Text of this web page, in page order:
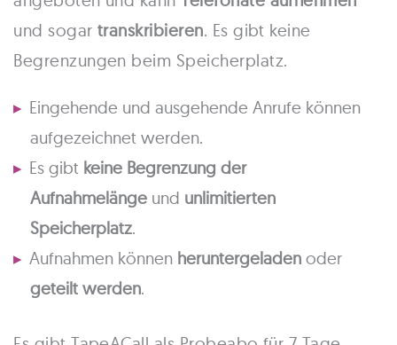
und sogar transkribieren. Es gibt keine
Begrenzungen beim Speicherplatz.
Eingehende und ausgehende Anrufe können
aufgezeichnet werden.
Es gibt keine Begrenzung der
Aufnahmelänge und unlimitierten
Speicherplatz.
Aufnahmen können heruntergeladen oder
geteilt werden.